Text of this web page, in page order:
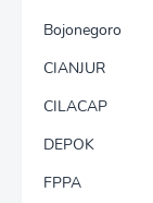
Bojonegoro
CIANJUR
CILACAP
DEPOK
FPPA